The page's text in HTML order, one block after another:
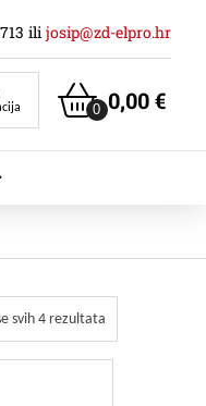
ili josip@zd-elpro.hr
0,00€
0
svih 4 rezultata